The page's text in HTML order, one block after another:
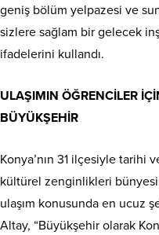
geniş bölüm yelpazesi ve
sizlere sağlam bir gelecek
ifadelerini kullandı.
ULAŞIMIN ÖĞRENCİLER
BÜYÜKŞEHİR
Konya’nın 31 ilçesiyle tarihi
kültürel zenginlikleri
ulaşım konusunda en ucuz
Altay, “Büyükşehir olarak